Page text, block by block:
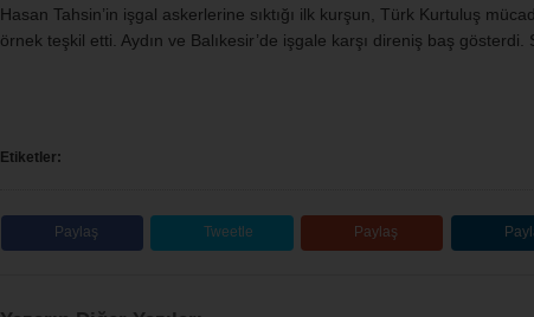
Hasan Tahsin’in işgal askerlerine sıktığı ilk kurşun, Türk Kurtuluş
örnek teşkil etti. Aydın ve Balıkesir’de işgale karşı direniş baş gösterdi.
Etiketler:
Paylaş Tweetle Paylaş